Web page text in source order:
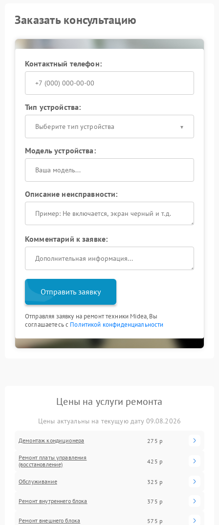
Заказать консультацию
Контактный телефон:
Тип устройства:
Выберите тип устройства
Модель устройства:
Описание неисправности:
Комментарий к заявке:
Отправить заявку
Отправляя заявку на ремонт техники Midea, Вы
соглашаетесь с Политикой конфиденциальности
Цены на услуги ремонта
Цены актуальны на текущую дату 09.08.2026
Демонтаж кондиционера 275 р
Ремонт платы управления
(восстановление)
425 р
Обслуживание 325 р
Ремонт внутреннего блока 375 р
Ремонт внешнего блока 575 р